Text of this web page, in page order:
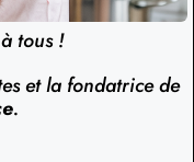
tous !
et la fondatrice de
.